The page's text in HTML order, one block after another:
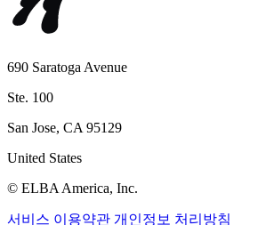
690 Saratoga Avenue
Ste. 100
San Jose, CA 95129
United States
© ELBA America, Inc.
서비스 이용약관 개인정보 처리방침